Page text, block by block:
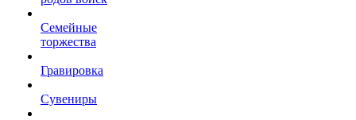
Семейные
торжества
Гравировка
Сувениры